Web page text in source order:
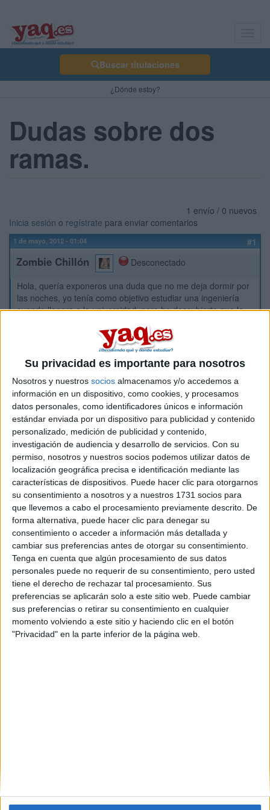
Su privacidad es importante para nosotros
Nosotros y nuestros socios almacenamos y/o accedemos a
información en un dispositivo, como cookies, y procesamos
datos personales, como identificadores únicos e información
estándar enviada por un dispositivo para publicidad y contenido
personalizado, medición de publicidad y contenido,
investigación de audiencia y desarrollo de servicios. Con su
permiso, nosotros y nuestros socios podemos utilizar datos de
localización geográfica precisa e identificación mediante las
características de dispositivos. Puede hacer clic para otorgarnos
su consentimiento a nosotros y a nuestros 1731 socios para
que llevemos a cabo el procesamiento previamente descrito. De
forma alternativa, puede hacer clic para denegar su
consentimiento o acceder a información más detallada y
cambiar sus preferencias antes de otorgar su consentimiento.
Tenga en cuenta que algún procesamiento de sus datos
personales puede no requerir de su consentimiento, pero usted
tiene el derecho de rechazar tal procesamiento. Sus
preferencias se aplicarán solo a este sitio web. Puede cambiar
sus preferencias o retirar su consentimiento en cualquier
momento volviendo a este sitio y haciendo clic en el botón
"Privacidad" en la parte inferior de la página web.
Buscar titulaciones
¿Dónde estoy?
Dudas sobre dos
ramas.
1 envío / 0 nuevos
Inicia sesión o regístrate para enviar comentarios
1 de mayo, 2012 - 01:04 #1
Zombie Chillón
Desconectado
Hola, quería exponeros una duda que no me deja dormir por
las noches, yo tenía como objetivo estudiar una ingeniería
cuando llegara a la universidad, pero he descubierto que la
hacer, para mi cuentan mucho las salidas profesionales y
demás, pero lo que a mi me gusta de la Biotecnologia es el
aspecto de investigación sobre las especies, sobre todo la
humana y dudo que eso tenga mucha salida.
Necesito consejo y si pudiérais decirme si podría entrar de
alguna manera en Biotecnología cursando un bachillerato de
física y dibujo técnico o viceversa.
Espero que podáis ayudarme y gracias! ^^
Inicio
Etiquetas: La universidad - un mundo Biotecnología Física